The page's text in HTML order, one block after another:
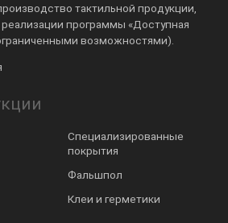
тактильной продукции,
программы «Доступная
возможностями).
Специализированные
покрытия
Фальшпол
Клеи и герметики